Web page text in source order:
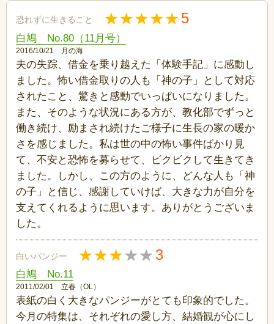
恐れずに生きること 5
白鳩 No.80（11月号）
2016/10/21 月の海
夫の失踪、借金を乗り越えた「体験手記」に感動し
ました。怖い借金取りの人も「神の子」として対応
されたこと、驚きと感動でいっぱいになりました。
また、そのような状況にある方が、教化部でずっと
働き続け、励まされ続けたご様子に生長の家の暖か
さを感じました。私は世の中の怖い事件ばかり見
て、不安と恐怖を募らせて、ビクビクして生きてき
ました。しかし、この方のように、どんな人も「神
の子」と信じ、感謝していけば、大きな力が自分を
支えてくれるように思います。ありがとうございま
した。
白いパンジー 3
白鳩 No.11
2011/02/01 立春（OL）
表紙の白く大きなパンジーがとても印象的でした。
今月の特集は、それぞれの愛し方、結婚観が心にし